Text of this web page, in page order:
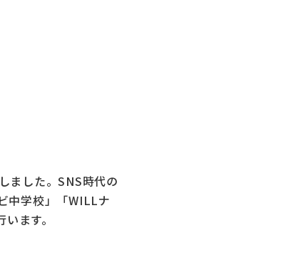
ました。SNS時代の
中学校」
「WILLナ
ます。